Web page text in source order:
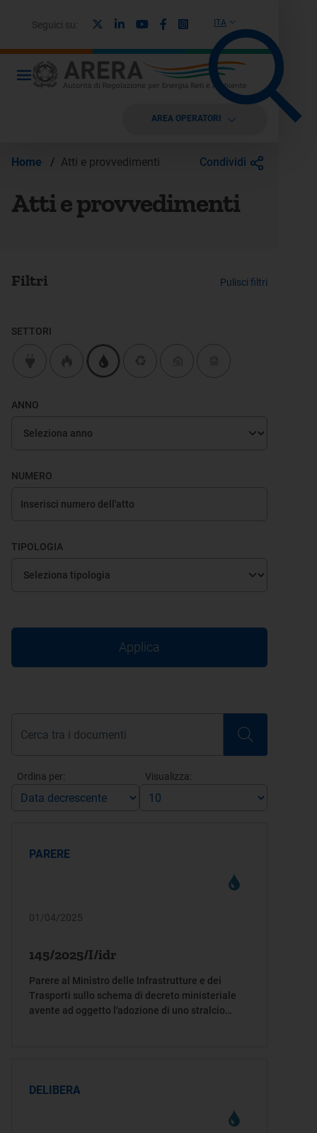
ITA
Seguici su: LinkedinYoutubeFacebook
Instagram
AREA OPERATORI
Home / Atti e provvedimenti Condividi
Atti e provvedimenti
Filtri Pulisci filtri
SETTORI
ANNO
NUMERO
TIPOLOGIA
Applica
Ordina per: Visualizza:
PARERE
01/04/2025
145/2025/I/idr
Parere al Ministro delle Infrastrutture e dei
Trasporti sullo schema di decreto ministeriale
avente ad oggetto l'adozione di uno stralcio
DELIBERA